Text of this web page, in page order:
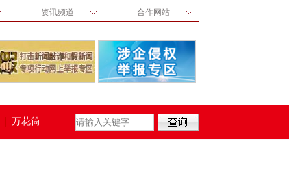
资讯频道 合作网站
万花筒